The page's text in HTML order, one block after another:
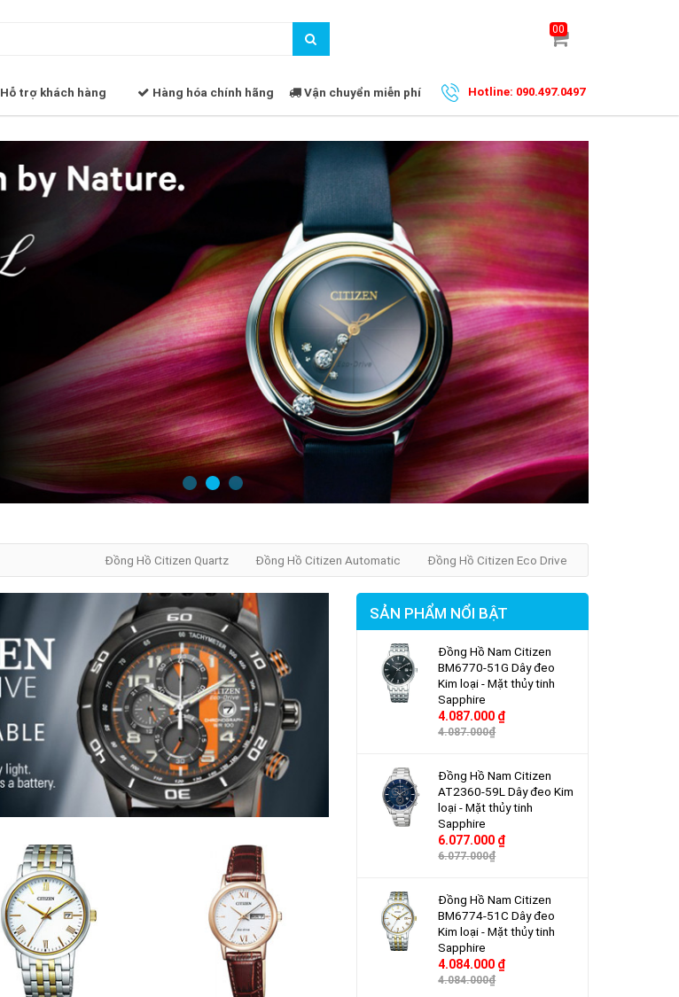
00
Hỗ trợ khách hàng Hàng hóa chính hãng Vận chuyển miễn phí Hotline: 090.497.0497
Đồng Hồ Citizen Quartz Đồng Hồ Citizen Automatic Đồng Hồ Citizen Eco Drive
SẢN PHẨM NỔI BẬT
Đồng Hồ Nam Citizen
BM6770-51G Dây đeo
Kim loại - Mặt thủy tinh
Sapphire
4.087.000 ₫
4.087.000₫
Đồng Hồ Nam Citizen
AT2360-59L Dây đeo Kim
loại - Mặt thủy tinh
Sapphire
6.077.000 ₫
6.077.000₫
Đồng Hồ Nam Citizen
BM6774-51C Dây đeo
Kim loại - Mặt thủy tinh
Sapphire
4.084.000 ₫
4.084.000₫